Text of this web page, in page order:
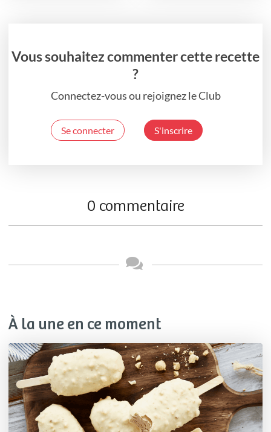
Vous souhaitez commenter cette recette
?
Connectez-vous ou rejoignez le Club
Se connecter S'inscrire
0 commentaire
À la une en ce moment